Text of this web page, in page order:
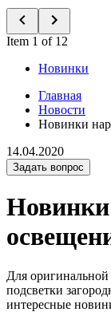
Item 1 of 12
Новинки
Главная
Новости
Новинки
14.04.2020
Задать вопрос
Для
подсветки
интересные